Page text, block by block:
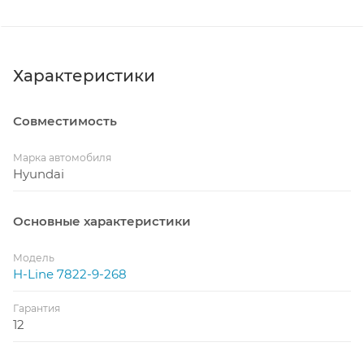
Характеристики
Совместимость
Марка автомобиля
Hyundai
Основные характеристики
Модель
H-Line 7822-9-268
Гарантия
12